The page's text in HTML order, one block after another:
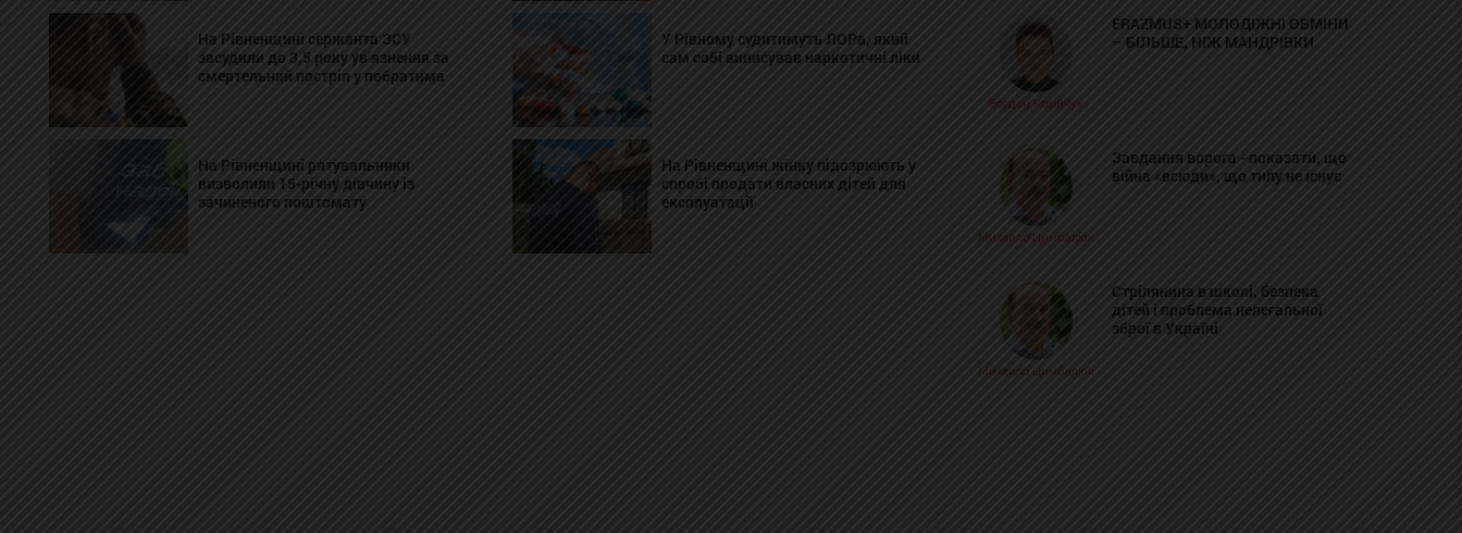
На Рівненщині сержанта ЗСУ
засудили до 3,5 року ув’язнення за
смертельний постріл у побратима
У Рівному судитимуть ЛОРа, який
сам собі виписував наркотичні ліки
На Рівненщині рятувальники
визволили 15-річну дівчину із
зачиненого поштомату
На Рівненщині жінку підозрюють у
спробі продати власних дітей для
експлуатації
Богдан Козійчук
ERAZMUS+ МОЛОДІЖНІ ОБМІНИ
– БІЛЬШЕ, НІЖ МАНДРІВКИ
Михайло Цимбалюк
Завдання ворога - показати, що
війна «всюди», що тилу не існує
Михайло Цимбалюк
Стрілянина в школі, безпека
дітей і проблема нелегальної
зброї в Україні